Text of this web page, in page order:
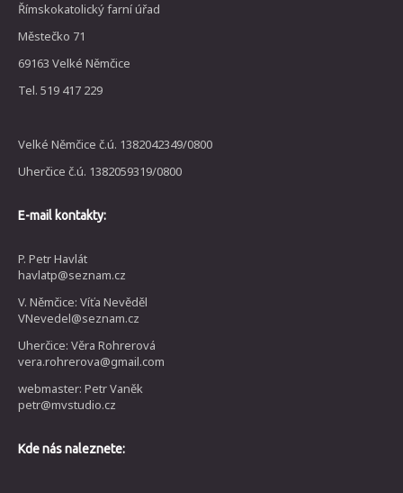
Římskokatolický farní úřad
Městečko 71
69163 Velké Němčice
Tel. 519 417 229
Velké Němčice č.ú. 1382042349/0800
Uherčice č.ú. 1382059319/0800
E-mail kontakty:
P. Petr Havlát
havlatp@seznam.cz
V. Němčice: Víťa Nevěděl
VNevedel@seznam.cz
Uherčice: Věra Rohrerová
vera.rohrerova@gmail.com
webmaster: Petr Vaněk
petr@mvstudio.cz
Kde nás naleznete: